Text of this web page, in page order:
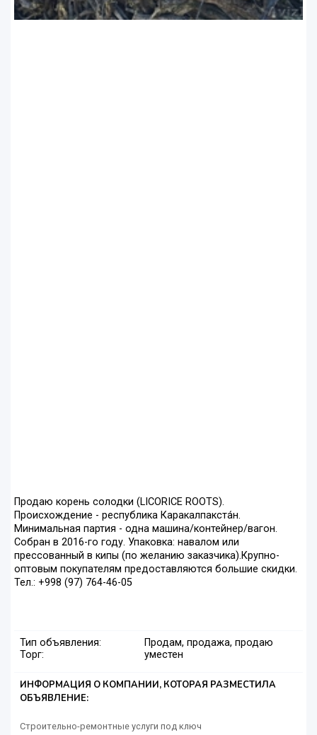
Продаю корень солодки (LICORICE ROOTS).
Происхождение - республика Каракалпакста́н.
Минимальная партия - одна машина/контейнер/вагон.
Собран в 2016-го году. Упаковка: навалом или
прессованный в кипы (по желанию заказчика).Крупно-
оптовым покупателям предоставляются большие скидки.
Тел.: +998 (97) 764-46-05
Тип объявления:
Продам, продажа, продаю
Торг:
уместен
ИНФОРМАЦИЯ О КОМПАНИИ, КОТОРАЯ РАЗМЕСТИЛА
ОБЪЯВЛЕНИЕ:
Строительно-ремонтные услуги под ключ